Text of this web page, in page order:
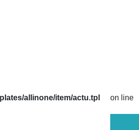
allinone/item/actu.tpl on line